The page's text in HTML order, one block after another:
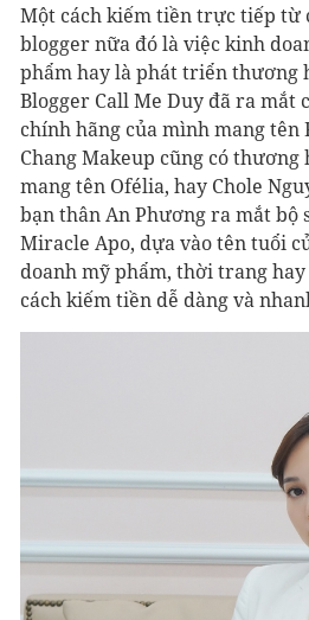
Một cách kiếm tiền trực tiếp từ
blogger nữa đó là việc kinh
phẩm hay là phát triển thương
Blogger Call Me Duy đã ra mắt
chính hãng của mình mang tên
Chang Makeup cũng có
mang tên Ofélia, hay Chole
bạn thân An Phương ra mắt bộ
Miracle Apo, dựa vào tên tuổi
doanh mỹ phẩm, thời trang
cách kiếm tiền dễ dàng và